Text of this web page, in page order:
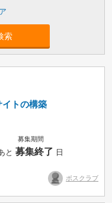
索
トの構築
募集期間
と募集終了 日
ボスクラブ